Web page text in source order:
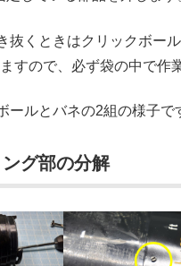
抜くときはクリックボー
すので、必ず袋の中で作
ールとバネの2組の様子で
グ部の分解